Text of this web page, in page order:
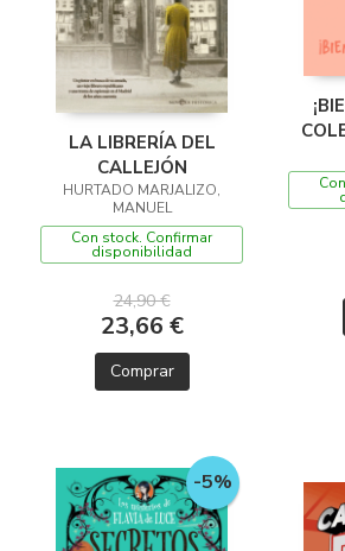
LA LIBRERÍA DEL
CALLEJÓN
HURTADO MARJALIZO,
MANUEL
Con stock. Confirmar
disponibilidad
24,90 €
23,66 €
Comprar
-5%